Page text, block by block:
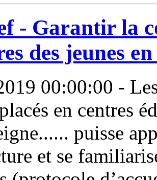
- Garantir la
des jeunes
00:00:00 -
en centres
puisse
et se